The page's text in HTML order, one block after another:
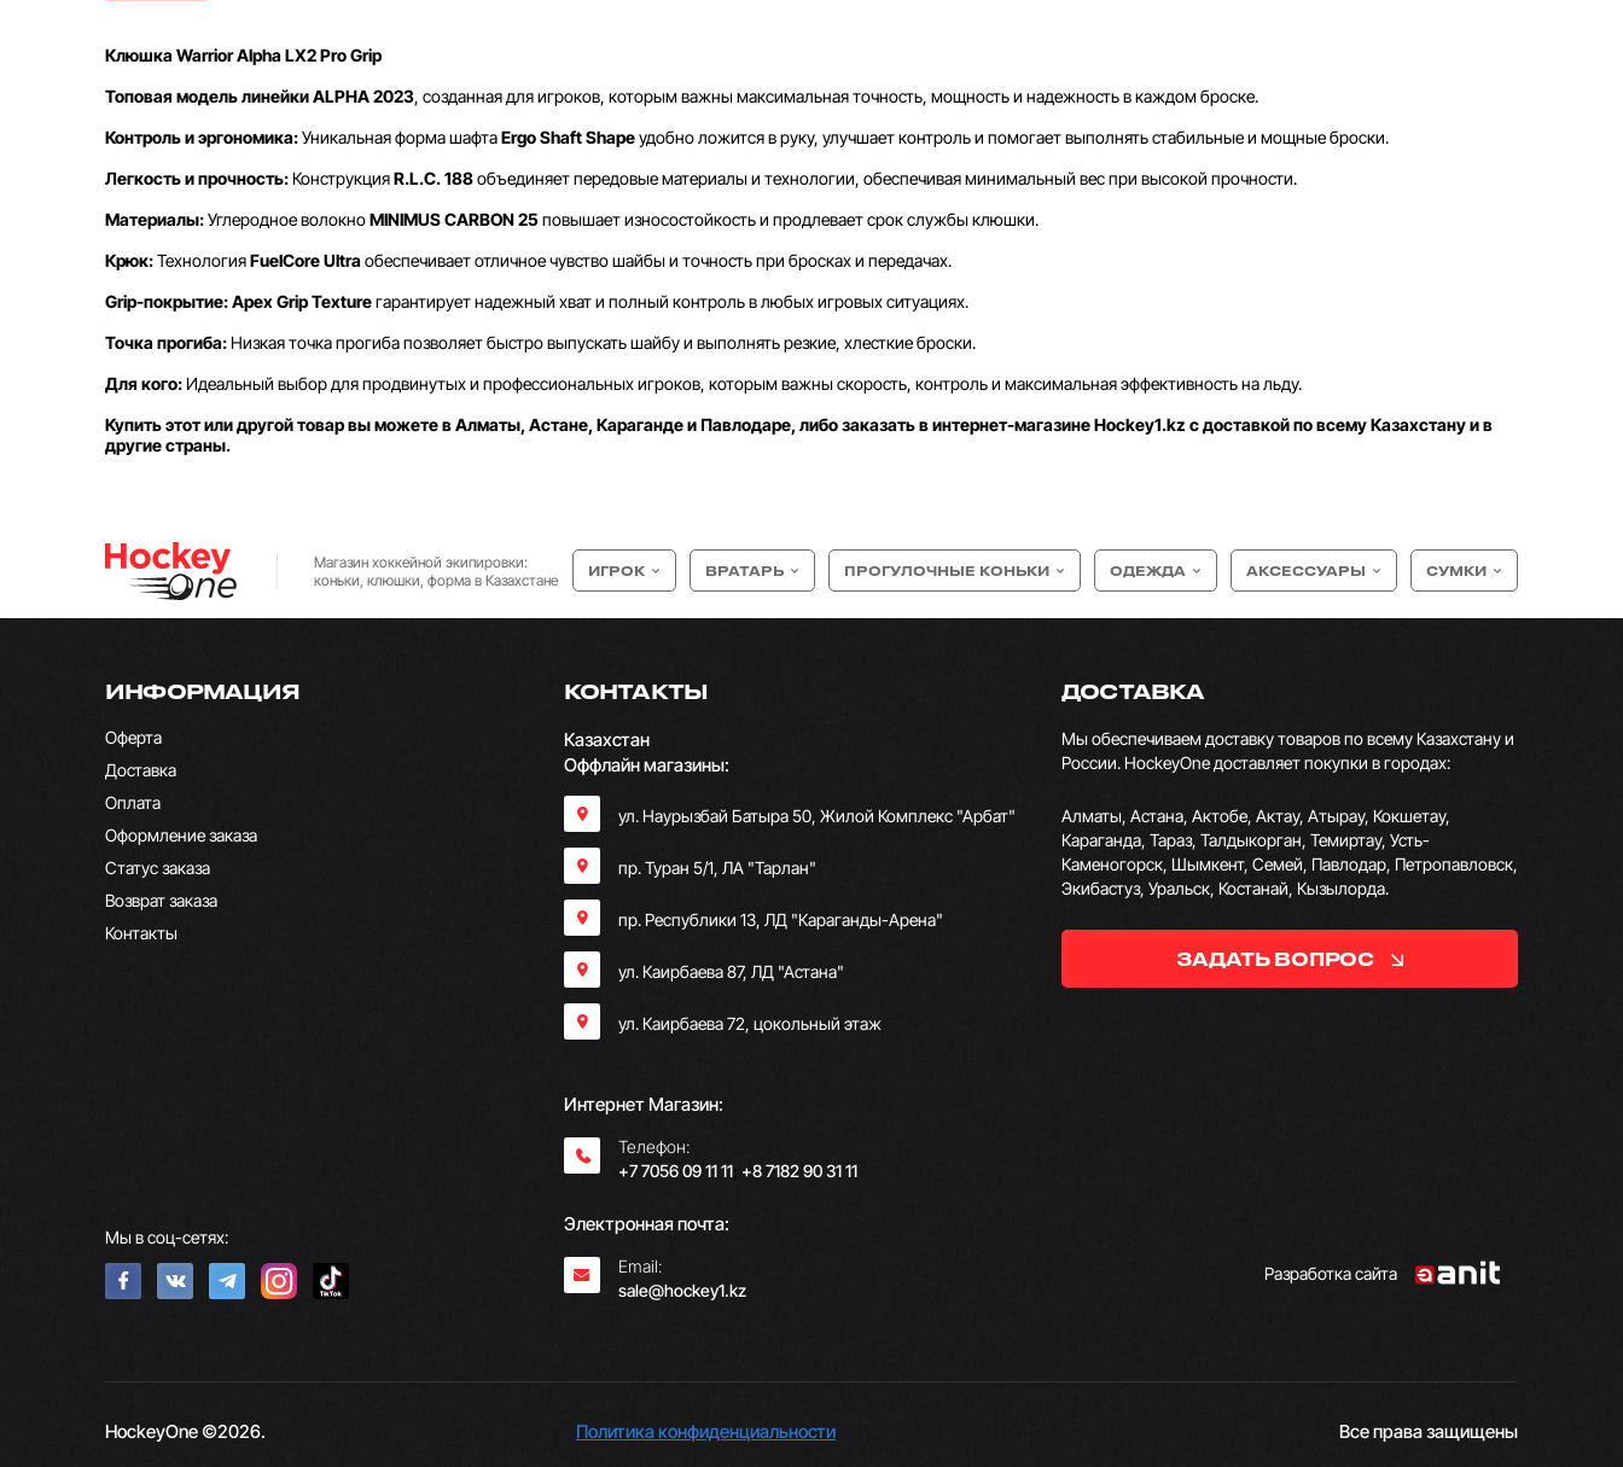
Клюшка Warrior Alpha LX2 Pro Grip
Топовая модель линейки ALPHA 2023, созданная для игроков, которым важны максимальная точность, мощность и надежность в каждом броске.
Контроль и эргономика:Уникальная форма шафтаErgo Shaft Shapeудобно ложится в руку, улучшает контроль и помогает выполнять стабильные и мощные броски.
Легкость и прочность:КонструкцияR.L.C. 188объединяет передовые материалы и технологии, обеспечивая минимальный вес при высокой прочности.
Материалы:Углеродное волокноMINIMUS CARBON 25 повышает износостойкость и продлевает срок службы клюшки.
Крюк:ТехнологияFuelCore Ultraобеспечивает отличное чувство шайбы и точность при бросках и передачах.
Grip-покрытие:Apex Grip Textureгарантирует надежный хват и полный контроль в любых игровых ситуациях.
Точка прогиба:Низкая точка прогиба позволяет быстро выпускать шайбу и выполнять резкие, хлесткие броски.
Для кого:Идеальный выбор для продвинутых и профессиональных игроков, которым важны скорость, контроль и максимальная эффективность на льду.
Купить этот или другой товар вы можете в Алматы, Астане, Караганде и Павлодаре, либо заказать в интернет-магазине Hockey1.kz с доставкой по всему Казахстану и в
другие страны.
Магазин хоккейной экипировки:
коньки, клюшки, форма в Казахстане
ИГРОК ВРАТАРЬ ПРОГУЛОЧНЫЕ КОНЬКИ ОДЕЖДА АКСЕССУАРЫ СУМКИ
ИНФОРМАЦИЯ
Оферта
Доставка
Оплата
Оформление заказа
Статус заказа
Возврат заказа
Контакты
Мы в соц-сетях:
КОНТАКТЫ
Казахстан
Оффлайн магазины:
ул. Наурызбай Батыра 50, Жилой Комплекс "Арбат"
пр. Туран 5/1, ЛА "Тарлан"
пр. Республики 13, ​ЛД "Караганды-Арена"
ул. Каирбаева 87, ЛД "Астана"
ул. Каирбаева 72, цокольный этаж
Интернет Магазин:
Телефон:
+7 7056 09 11 11; +8 7182 90 31 11
Электронная почта:
Email:
sale@hockey1.kz
ДОСТАВКА
Мы обеспечиваем доставку товаров по всему Казахстану и
России. HockeyOne доставляет покупки в городах:
Алматы, Астана, Актобе, Актау, Атырау, Кокшетау,
Караганда, Тараз, Талдыкорган, Темиртау, Усть-
Каменогорск, Шымкент, Семей, Павлодар, Петропавловск,
Экибастуз, Уральск, Костанай, Кызылорда.
ЗАДАТЬ ВОПРОС
Разработка сайта
HockeyOne ©2026. Политика конфиденциальности Все права защищены